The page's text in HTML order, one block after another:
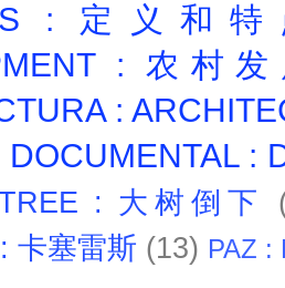
: 定义和
: 农村
:
DOCUMENTAL :
: 大树倒下
卡塞雷斯 (13) PAZ :